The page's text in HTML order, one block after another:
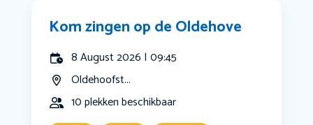
Kom zingen op de Oldehove
8 August 2026 | 09:45
Oldehoofst...
10 plekken beschikbaar